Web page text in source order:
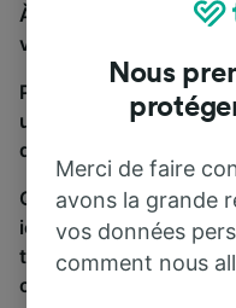
À la recherche d'un
vous êtes au bon
Pour trouver des billets
une recherche ci-
de trajets et les prix
Qu’importe votre
ici. Nous collaborons
train et de bus.
cette page.
Nous
Merci de faire
avons la grande
vos données
comment nous